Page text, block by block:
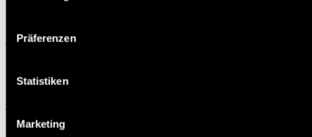
Präferenzen
Statistiken
Marketing
Sitzsack
Bag-in-Box Schrank